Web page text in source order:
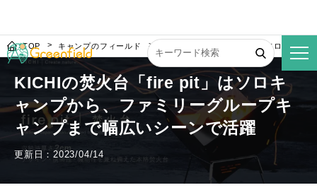
TOP キャンプのフィールド KICHIの焚火台「fire pit」はソロキャン
KICHIの焚火台「fire pit」はソロキ
ャンプから、ファミリーグループキ
ャンプまで幅広いシーンで活躍
更新日：2023/04/14